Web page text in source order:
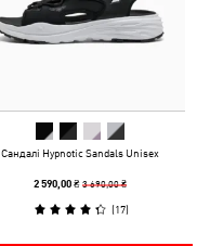
Сандалі Hypnotic Sandals Unisex
2 590,00 ₴3 690,00 ₴
(17)